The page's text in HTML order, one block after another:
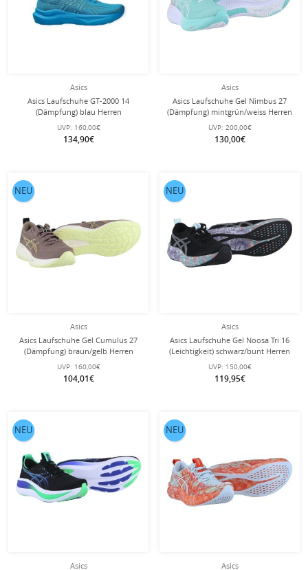
Asics
Asics Laufschuhe GT-2000 14
(Dämpfung) blau Herren
UVP: 160,00€
134,90€
Asics
Asics Laufschuhe Gel Nimbus 27
(Dämpfung) mintgrün/weiss Herren
UVP: 200,00€
130,00€
Asics
Asics Laufschuhe Gel Cumulus 27
(Dämpfung) braun/gelb Herren
UVP: 160,00€
104,01€
NEU
Asics
Asics Laufschuhe Gel Noosa Tri 16
(Leichtigkeit) schwarz/bunt Herren
UVP: 150,00€
119,95€
NEU
Asics
NEU
Asics
NEU